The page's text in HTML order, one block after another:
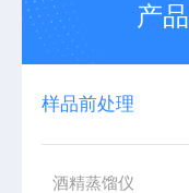
产
样品前处理
酒精蒸馏仪